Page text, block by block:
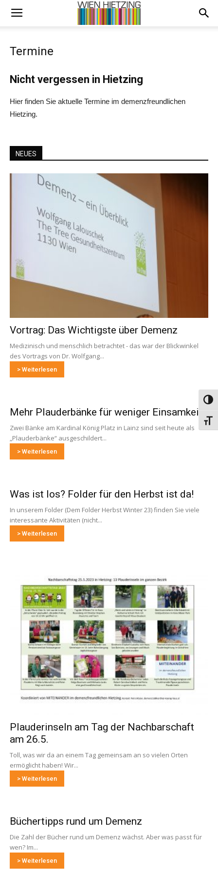
Termine
Nicht vergessen in Hietzing
Hier finden Sie aktuelle Termine im demenzfreundlichen
Hietzing.
NEUES
Vortrag: Das Wichtigste über Demenz
Medizinisch und menschlich betrachtet - das war der Blickwinkel
des Vortrags von Dr. Wolfgang...
> Weiterlesen
Mehr Plauderbänke für weniger Einsamkeit
Zwei Bänke am Kardinal König Platz in Lainz sind seit heute als
„Plauderbänke“ ausgeschildert...
> Weiterlesen
Was ist los? Folder für den Herbst ist da!
In unserem Folder (Dem Folder Herbst Winter 23) finden Sie viele
interessante Aktivitäten (nicht...
> Weiterlesen
Plauderinseln am Tag der Nachbarschaft
am 26.5.
Toll, was wir da an einem Tag gemeinsam an so vielen Orten
ermöglicht haben! Wir...
> Weiterlesen
Büchertipps rund um Demenz
Die Zahl der Bücher rund um Demenz wächst. Aber was passt für
wen? Im...
> Weiterlesen